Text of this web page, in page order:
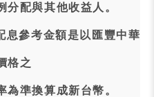
分配與其他收益人。
息參考金額是以匯豐中華
格之
為準換算成新台幣。